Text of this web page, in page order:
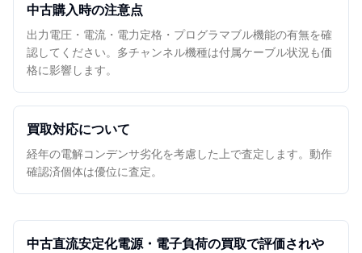
中古購入時の注意点
出力電圧・電流・電力定格・プログラマブル機能の有無を確
認してください。多チャンネル機種は付属ケーブル状況も価
格に影響します。
買取対応について
経年の電解コンデンサ劣化を考慮した上で査定します。動作
確認済個体は優位に査定。
中古直流安定化電源・電子負荷の買取で評価されや